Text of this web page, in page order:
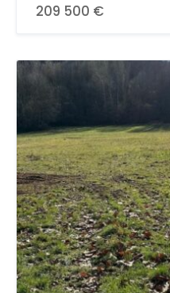
209 500 €